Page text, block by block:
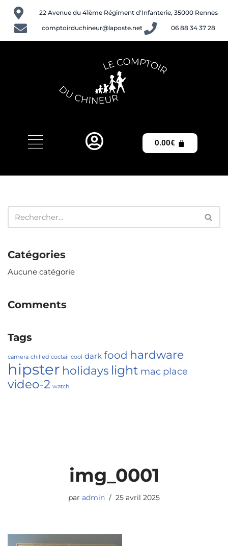
Aller
au
22 Avenue du 41ème Régiment d'Infanterie, 35000 Rennes
comptoirduchineur@laposte.net
06 88 34 37 28
0.00€
Catégories
Aucune catégorie
Comments
Tags
camera chilled coctail cool dark food hardware
hipster holidays light mac place
video-2 watch
img_0001
par admin 25 avril 2025